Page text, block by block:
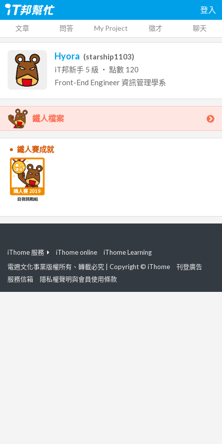
登入
文章 問答 My Project 徵才 聊天
Hyora (starship1103)
iT邦新手 5 級 ‧ 點數 120
Front-End Engineer資訊管理學系
鐵人檔案
鐵人賽成就
iThome 服務 iThome online
iThome Learning
電週文化事業版權所有、轉載必究 | Copyright © iThome
刊登廣告
服務信箱
隱私權聲明與會員使用條款